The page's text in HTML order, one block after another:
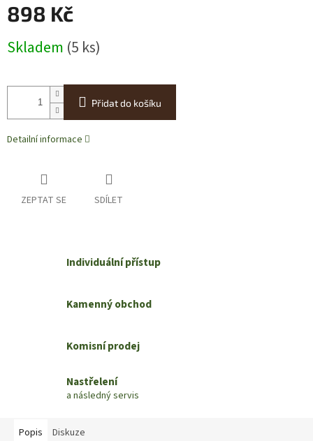
898 Kč
cena:
Skladem (5 ks)
Přidat do košíku
Detailní informace
ZEPTAT SE SDÍLET
Individuální přístup
Kamenný obchod
Komisní prodej
Nastřelení
a následný servis
Popis Diskuze